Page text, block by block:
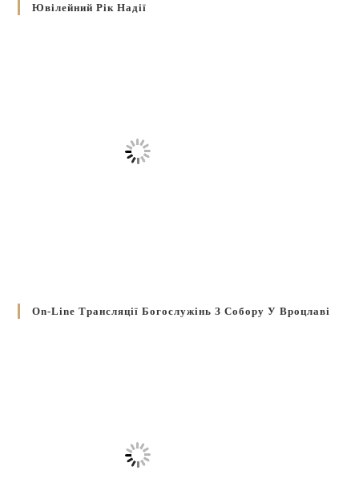
Ювілейний Рік Надії
On-Line Трансляції Богослужінь З Собору У Вроцлаві